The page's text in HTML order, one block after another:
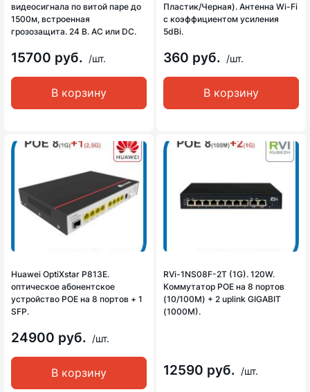
видеосигнала по витой паре до
1500м, встроенная
грозозащита. 24 В. AC или DC.
15700 руб. /шт.
В корзину
Пластик/Черная). Антенна Wi-Fi
c коэффициентом усиления
5dBi.
360 руб. /шт.
В корзину
Huawei OptiXstar P813E.
оптическое абонентское
устройство POE на 8 портов + 1
SFP.
24900 руб. /шт.
В корзину
RVi-1NS08F-2T (1G). 120W.
Коммутатор POE на 8 портов
(10/100M) + 2 uplink GIGABIT
(1000M).
12590 руб. /шт.